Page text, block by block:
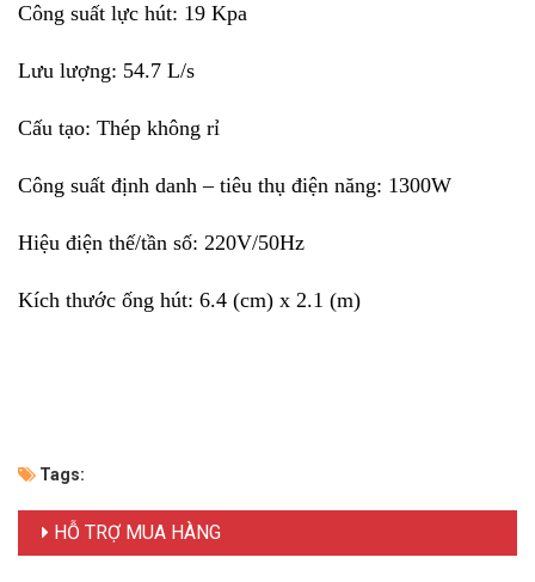
Công suất lực hút: 19 Kpa
Lưu lượng: 54.7 L/s
Cấu tạo: Thép không rỉ
Công suất định danh – tiêu thụ điện năng: 1300W
Hiệu điện thế/tần số: 220V/50Hz
Kích thước ống hút: 6.4 (cm) x 2.1 (m)
Tags:
HỖ TRỢ MUA HÀNG